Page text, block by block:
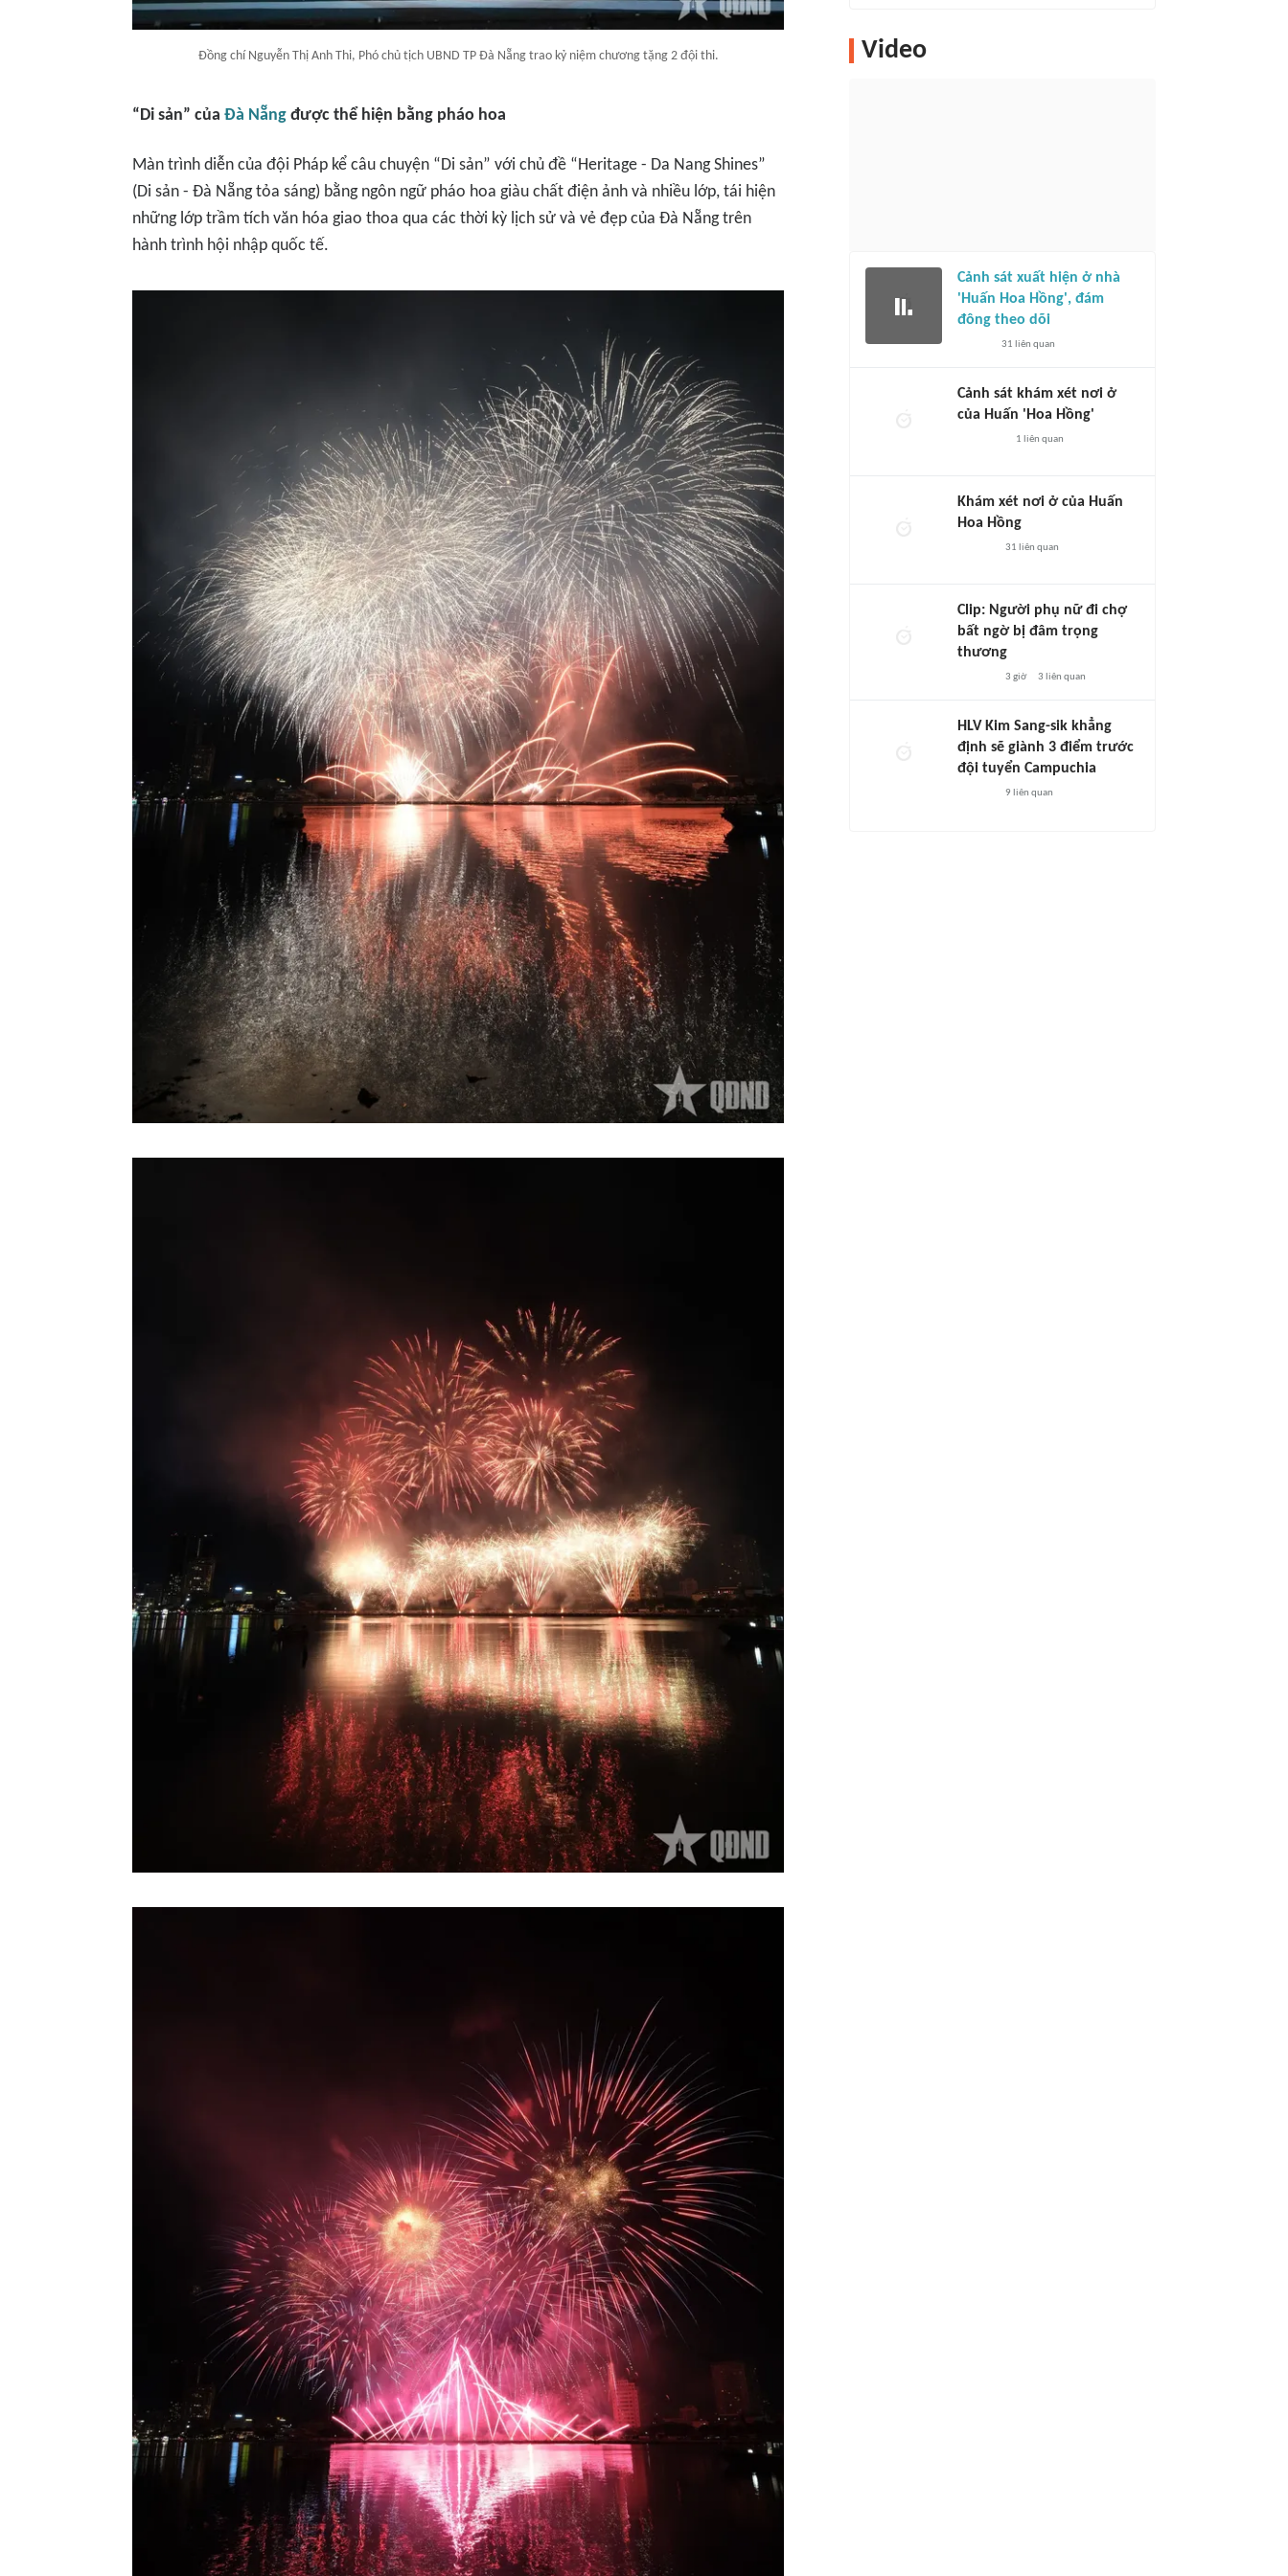
Đồng chí Nguyễn Thị Anh Thi, Phó chủ tịch UBND TP Đà Nẵng trao kỷ niệm chương tặng 2 đội thi.
“Di sản” của Đà Nẵng được thể hiện bằng pháo hoa
Màn trình diễn của đội Pháp kể câu chuyện “Di sản” với chủ đề “Heritage - Da Nang Shines”
(Di sản - Đà Nẵng tỏa sáng) bằng ngôn ngữ pháo hoa giàu chất điện ảnh và nhiều lớp, tái hiện
những lớp trầm tích văn hóa giao thoa qua các thời kỳ lịch sử và vẻ đẹp của Đà Nẵng trên
hành trình hội nhập quốc tế.
Video
Cảnh sát xuất hiện ở nhà
'Huấn Hoa Hồng', đám
đông theo dõi
31 liên quan
Cảnh sát khám xét nơi ở
của Huấn 'Hoa Hồng'
1 liên quan
Khám xét nơi ở của Huấn
Hoa Hồng
31 liên quan
Clip: Người phụ nữ đi chợ
bất ngờ bị đâm trọng
thương
3 giờ 3 liên quan
HLV Kim Sang-sik khẳng
định sẽ giành 3 điểm trước
đội tuyển Campuchia
9 liên quan